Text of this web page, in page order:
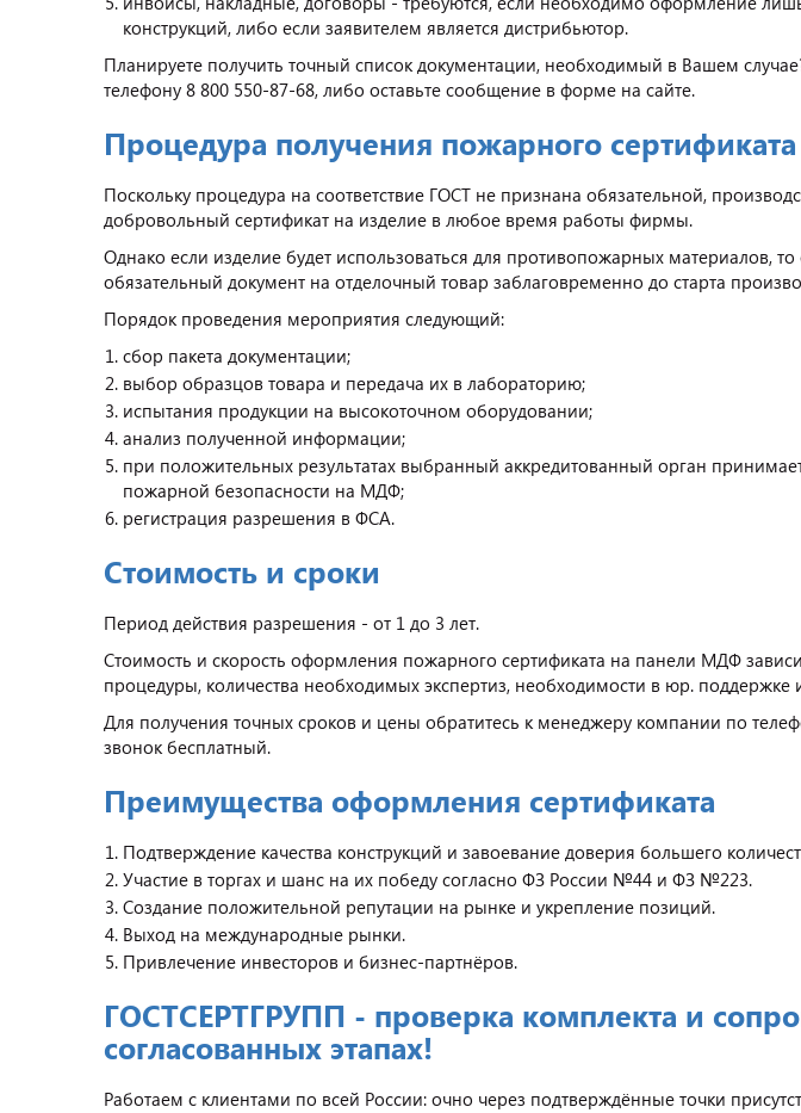
конструкций, либо если заявителем является дистрибьютор.
Планируете получить точный список документации, необходимый в Вашем
телефону 8 800 550-87-68, либо оставьте сообщение в форме на сайте.
Процедура получения пожарного сертификата
Поскольку процедура на соответствие ГОСТ не признана обязательной,
добровольный сертификат на изделие в любое время работы фирмы.
Однако если изделие будет использоваться для противопожарных материалов,
обязательный документ на отделочный товар заблаговременно до старта
Порядок проведения мероприятия следующий:
сбор пакета документации;
выбор образцов товара и передача их в лабораторию;
испытания продукции на высокоточном оборудовании;
анализ полученной информации;
при положительных результатах выбранный аккредитованный орган
пожарной безопасности на МДФ;
регистрация разрешения в ФСА.
Стоимость и сроки
Период действия разрешения - от 1 до 3 лет.
Стоимость и скорость оформления пожарного сертификата на панели МДФ
процедуры, количества необходимых экспертиз, необходимости в юр. поддержке
Для получения точных сроков и цены обратитесь к менеджеру компании по
звонок бесплатный.
Преимущества оформления сертификата
Подтверждение качества конструкций и завоевание доверия большего
Участие в торгах и шанс на их победу согласно ФЗ России №44 и ФЗ №223.
Создание положительной репутации на рынке и укрепление позиций.
Выход на международные рынки.
Привлечение инвесторов и бизнес-партнёров.
ГОСТСЕРТГРУПП - проверка комплекта и
согласованных этапах!
Работаем с клиентами по всей России: очно через подтверждённые точки